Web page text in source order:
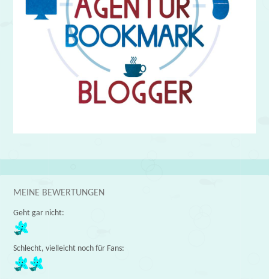
MEINE BEWERTUNGEN
Geht gar nicht:
Schlecht, vielleicht noch für Fans: